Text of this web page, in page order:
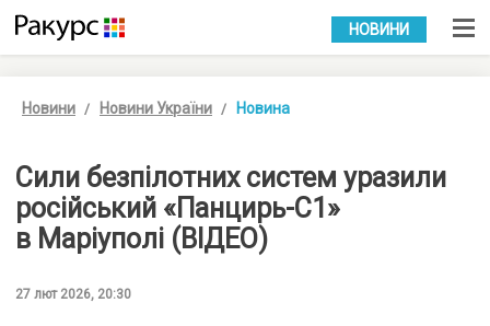
УКР РУС
НОВИНИ
Новини Новини України Новина
Сили безпілотних систем уразили
російський «Панцирь-С1»
в Маріуполі (ВІДЕО)
27 лют 2026, 20:30